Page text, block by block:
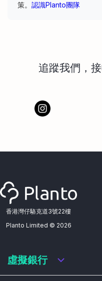
策。 認識Planto團隊
追蹤我們，
香港灣仔駱克道3號22樓
Planto Limited © 2026
虛擬銀行